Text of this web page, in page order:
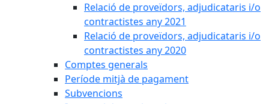
Relació de proveïdors, adjudicataris i/o
contractistes any 2021
Relació de proveïdors, adjudicataris i/o
contractistes any 2020
Comptes generals
Període mitjà de pagament
Subvencions